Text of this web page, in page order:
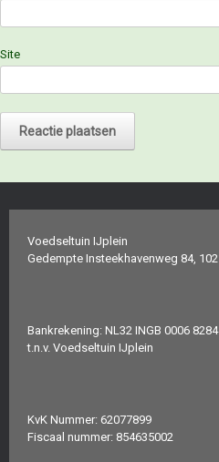
Site
Voedseltuin IJplein
Gedempte Insteekhavenweg 84,
Bankrekening: NL32 INGB 0006
t.n.v. Voedseltuin IJplein
KvK Nummer: 62077899
Fiscaal nummer: 854635002